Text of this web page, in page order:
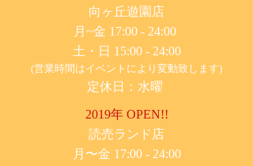
​向ヶ丘遊園店
月~金 17:00 - 24:00
土・日 15:00 - 24:00
(営業時間はイベントにより変動致します)
定休日：水曜
2019年 OPEN!!
​読売ランド店
月〜金 17:00 - 24:00